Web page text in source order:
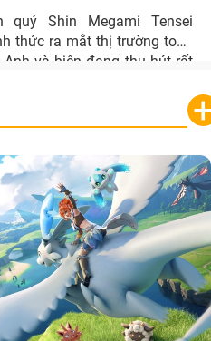
Shin Megami Tensei
thức ra mắt thị trường toàn
và hiện đang thu hút rất